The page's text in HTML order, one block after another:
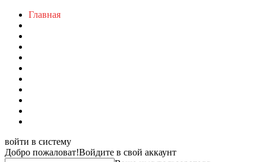
Главная
войти в систему
Добро пожаловат!Войдите в свой аккаунт